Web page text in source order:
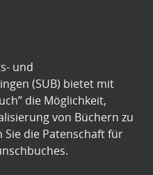
und
(SUB) bietet mit
die Möglichkeit,
von Büchern zu
die Patenschaft für